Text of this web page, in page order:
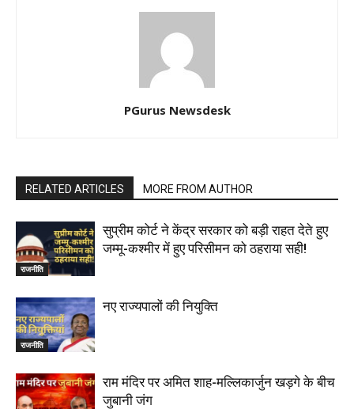
PGurus Newsdesk
RELATED ARTICLES MORE FROM AUTHOR
राजनीति
सुप्रीम कोर्ट ने केंद्र सरकार को बड़ी राहत देते हुए
जम्मू-कश्मीर में हुए परिसीमन को ठहराया सही!
राजनीति
नए राज्यपालों की नियुक्ति
राम मंदिर पर अमित शाह-मल्लिकार्जुन खड़गे के बीच
जुबानी जंग